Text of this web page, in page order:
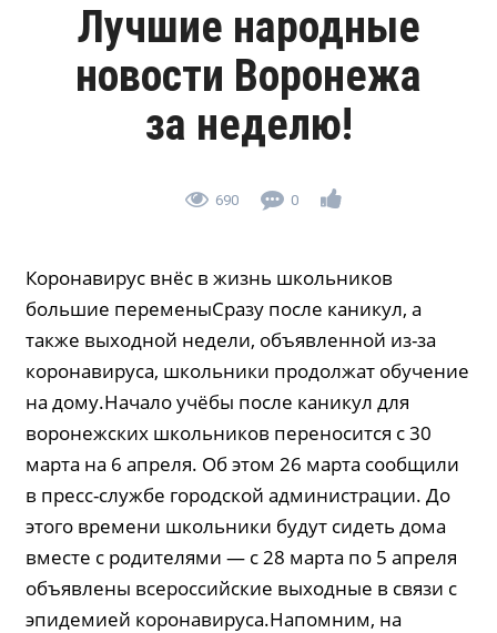
Лучшие народные
новости Воронежа
за неделю!
690 0
Коронавирус внёс в жизнь школьников
большие переменыСразу после каникул, а
также выходной недели, объявленной из-за
коронавируса, школьники продолжат обучение
на дому.Начало учёбы после каникул для
воронежских школьников переносится с 30
марта на 6 апреля. Об этом 26 марта сообщили
в пресс-службе городской администрации. До
этого времени школьники будут сидеть дома
вместе с родителями — с 28 марта по 5 апреля
объявлены всероссийские выходные в связи с
эпидемией коронавируса.Напомним, на